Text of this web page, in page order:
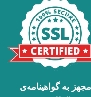
مجهز به گواهینامه‌ی